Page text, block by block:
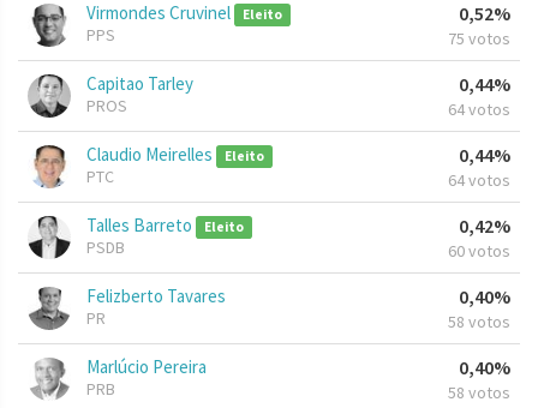
Virmondes Cruvinel Eleito
PPS
0,52%
75 votos
Capitao Tarley
PROS
0,44%
64 votos
Claudio Meirelles Eleito
PTC
0,44%
64 votos
Talles Barreto Eleito
PSDB
0,42%
60 votos
Felizberto Tavares
PR
0,40%
58 votos
Marlúcio Pereira
PRB
0,40%
58 votos